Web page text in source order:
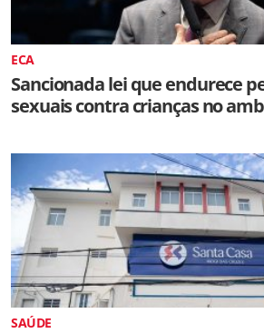
ECA
Sancionada lei que endurece
sexuais contra crianças no
SAÚDE